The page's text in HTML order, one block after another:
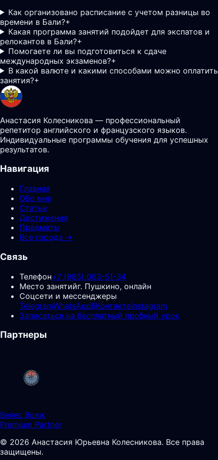
Как организовано расписание с учетом разницы во
времени в Бали?+
Какая программа занятий подойдет для экспатов и
релокантов в Бали?+
Помогаете ли вы подготовиться к сдаче
международных экзаменов?+
В какой валюте и какими способами можно оплатить
занятия?+
Анастасия Колесникова — профессиональный
репетитор английского и французского языков.
Индивидуальные программы обучения для успешных
результатов.
Навигация
Главная
Обо мне
Статьи
Достижения
Предметы
Все города →
Связь
Телефон+7 (985) 063-51-34
Место занятийг. Пушкино, онлайн
Соцсети и мессенджеры
TelegramWhatsAppВКонтактеInstagram
Записаться на бесплатный пробный урок
Партнеры
Велес Вояж
Premium Partner
© 2026 Анастасия Юрьевна Колесникова. Все права
защищены.